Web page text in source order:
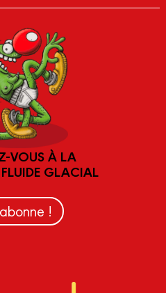
VOUS À LA
FLUIDE GLACIAL
!